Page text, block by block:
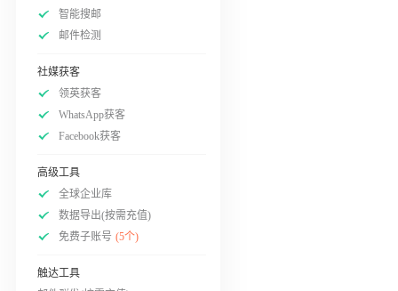
智能搜邮
邮件检测
社媒获客
领英获客
WhatsApp获客
Facebook获客
高级工具
全球企业库
数据导出(按需充值)
免费子账号 (5个)
触达工具